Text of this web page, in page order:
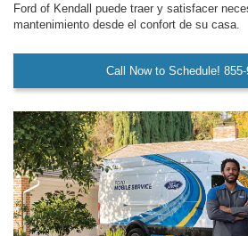
Ford of Kendall puede traer y satisfacer
mantenimiento desde el confort de su casa.
Call Now to Schedule!